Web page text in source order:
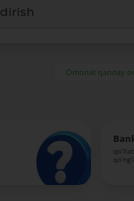
Omonat qanday